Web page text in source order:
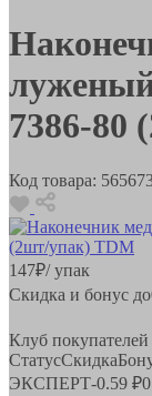
7386-80
Код товара:
147₽/ упак
Скидка и бонус до
Клуб
СтатусСкидка
ЭКСПЕРТ-0.59 ₽